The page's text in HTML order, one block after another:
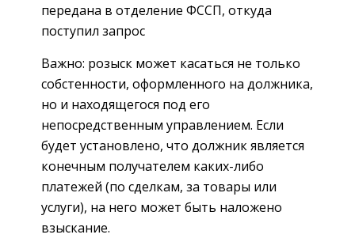
передана в отделение ФССП, откуда
поступил запрос
Важно: розыск может касаться не только
собстенности, оформленного на должника,
но и находящегося под его
непосредственным управлением. Если
будет установлено, что должник является
конечным получателем каких-либо
платежей (по сделкам, за товары или
услуги), на него может быть наложено
взыскание.